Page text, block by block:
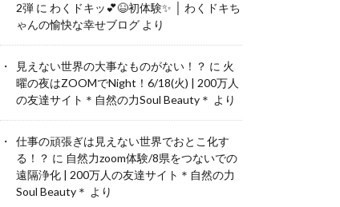
2弾に わくドキッ💕😆初体験✨ │ わくドキち
ゃんの愉快な幸せブログより
見えない世界の大事なものがない！？ に 火
曜の夜はZOOMでNight！6/18(火) | 200万人
の友達サイト＊自然の力Soul Beauty＊ より
仕事の頑張ぎは見えない世界でおとこ化す
る！？ に 自然力zoom体験/8県をつないでの
遠隔浄化 | 200万人の友達サイト＊自然の力
Soul Beauty＊ より